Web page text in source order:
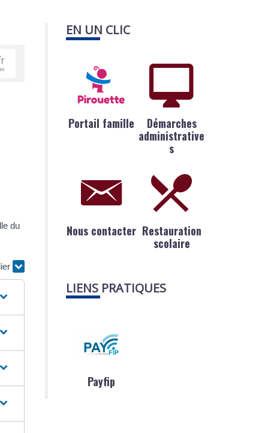
du
EN UN CLIC
Portail famille
Démarches
administrative
s
Nous contacter Restauration
scolaire
LIENS PRATIQUES
Payfip